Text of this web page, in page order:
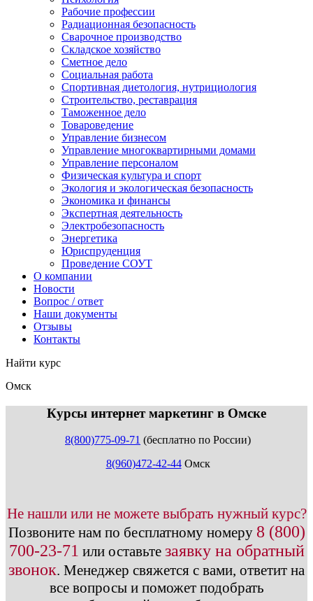
Рабочие профессии
Радиационная безопасность
Сварочное производство
Складское хозяйство
Сметное дело
Социальная работа
Спортивная диетология, нутрициология
Строительство, реставрация
Таможенное дело
Товароведение
Управление бизнесом
Управление многоквартирными домами
Управление персоналом
Физическая культура и спорт
Экология и экологическая безопасность
Экономика и финансы
Экспертная деятельность
Электробезопасность
Энергетика
Юриспруденция
Проведение СОУТ
О компании
Новости
Вопрос / ответ
Наши документы
Отзывы
Контакты
Найти курс
Омск
Курсы интернет маркетинг в Омске
8(800)775-09-71 (бесплатно по России)
8(960)472-42-44Омск
Не нашли или не можете выбрать нужный курс?
Позвоните нам по бесплатному номеру 8 (800)
700-23-71 или оставьте заявку на обратный
звонок. Менеджер свяжется с вами, ответит на
все вопросы и поможет подобрать